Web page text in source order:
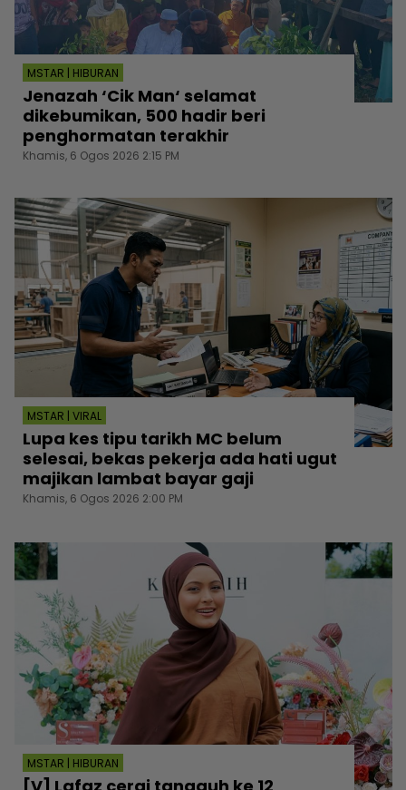
MSTAR | HIBURAN
Jenazah ‘Cik Man‘ selamat
dikebumikan, 500 hadir beri
penghormatan terakhir
Khamis, 6 Ogos 2026 2:15 PM
MSTAR | VIRAL
Lupa kes tipu tarikh MC belum
selesai, bekas pekerja ada hati ugut
majikan lambat bayar gaji
Khamis, 6 Ogos 2026 2:00 PM
MSTAR | HIBURAN